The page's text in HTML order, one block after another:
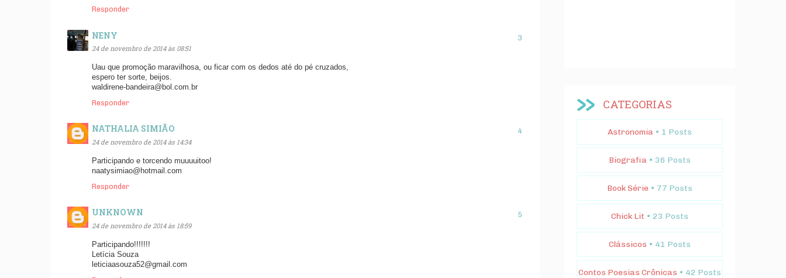
Responder
NENY
24 de novembro de 2014 às 08:51
Uau que promoção maravilhosa, ou ficar com os dedos até do pé cruzados,
espero ter sorte, beijos.
waldirene-bandeira@bol.com.br
Responder
NATHALIA SIMIÃO
24 de novembro de 2014 às 14:34
Participando e torcendo muuuuitoo!
naatysimiao@hotmail.com
Responder
UNKNOWN
24 de novembro de 2014 às 18:59
Participando!!!!!!!
Letícia Souza
leticiaasouza52@gmail.com
CATEGORIAS
Astronomia • 1 Posts
Biografia • 36 Posts
Book Série • 77 Posts
Chick Lit • 23 Posts
Clássicos • 41 Posts
Contos Poesias Crônicas • 42 Posts